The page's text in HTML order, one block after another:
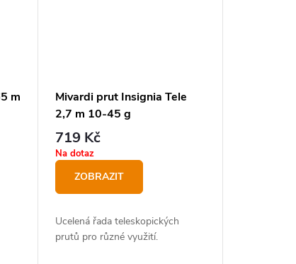
m
Mivardi prut Insignia Tele
2,7 m 10-45 g
719 Kč
Na dotaz
ZOBRAZIT
Ucelená řada teleskopických
prutů pro různé využití.